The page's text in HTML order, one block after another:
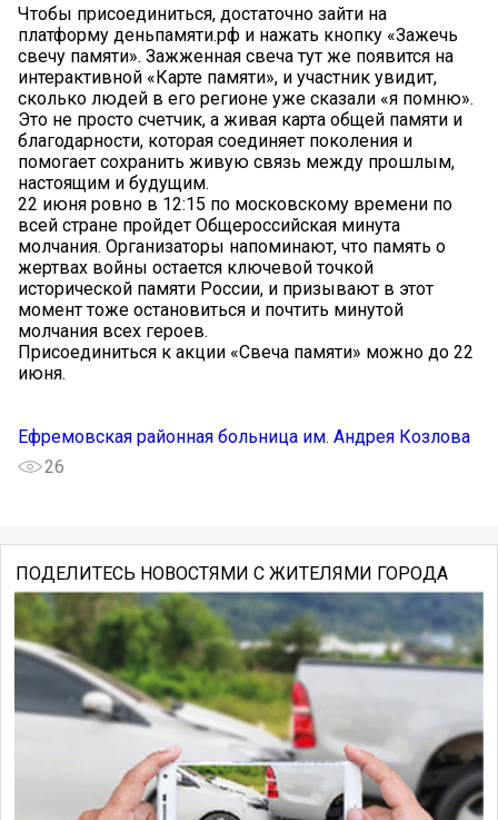
Чтобы присоединиться, достаточно зайти на
платформу деньпамяти.рф и нажать кнопку «Зажечь
свечу памяти». Зажженная свеча тут же появится на
интерактивной «Карте памяти», и участник увидит,
сколько людей в его регионе уже сказали «я помню».
Это не просто счетчик, а живая карта общей памяти и
благодарности, которая соединяет поколения и
помогает сохранить живую связь между прошлым,
настоящим и будущим.
22 июня ровно в 12:15 по московскому времени по
всей стране пройдет Общероссийская минута
молчания. Организаторы напоминают, что память о
жертвах войны остается ключевой точкой
исторической памяти России, и призывают в этот
момент тоже остановиться и почтить минутой
молчания всех героев.
Присоединиться к акции «Свеча памяти» можно до 22
июня.
Ефремовская районная больница им. Андрея Козлова
26
ПОДЕЛИТЕСЬ НОВОСТЯМИ С ЖИТЕЛЯМИ ГОРОДА